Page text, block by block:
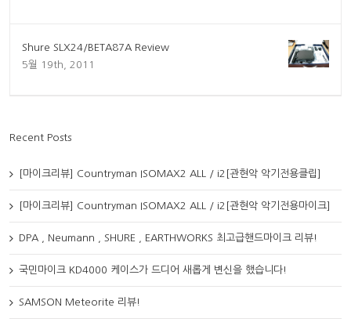
Shure SLX24/BETA87A Review
5월 19th, 2011
Recent Posts
[마이크리뷰] Countryman ISOMAX2 ALL / i2[관현악 악기전용클립]
[마이크리뷰] Countryman ISOMAX2 ALL / i2[관현악 악기전용마이크]
DPA , Neumann , SHURE , EARTHWORKS 최고급핸드마이크 리뷰!
국민마이크 KD4000 케이스가 드디어 새롭게 변신을 했습니다!
SAMSON Meteorite 리뷰!